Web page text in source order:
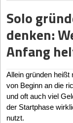
Buchführung:
Buchführung nach
verpflichtet.
Steuern:
(nicht für
Umsatzsteuer, ggfls.
Geschäftsleitung:
Solo
denken:
Anfang
Allein gründen
von Beginn an die
und oft auch viel
der Startphase
nutzt.